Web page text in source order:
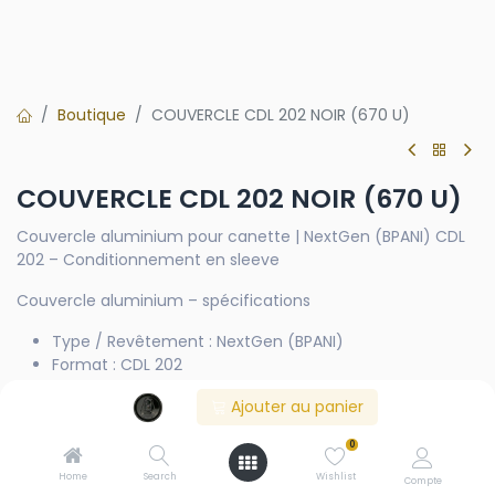
Ajouter au panier
Home Search
0
Wishlist Compte
Boutique COUVERCLE CDL 202 NOIR (670 U)
COUVERCLE CDL 202 NOIR (670 U)
Couvercle aluminium pour canette | NextGen (BPANI) CDL
202 – Conditionnement en sleeve
Couvercle aluminium – spécifications
Type / Revêtement : NextGen (BPANI)
Format : CDL 202
Conditionnement : sleeve
Disponibilité : noire, silver et dorée
Usage prévu : bière